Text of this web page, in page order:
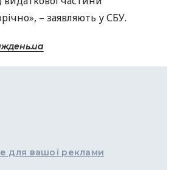
– заявляють уСБУ.
для вашої реклами